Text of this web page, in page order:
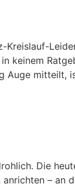
Kreislauf-
keinem
Auge mitteilt,
Die
– an